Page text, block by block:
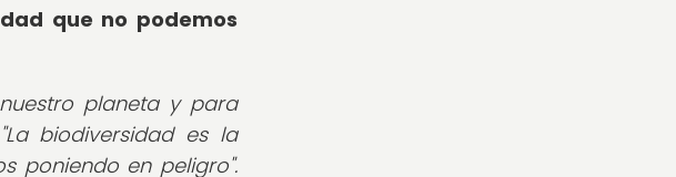
que no podemos
planeta y para
biodiversidad es la
poniendo en peligro".